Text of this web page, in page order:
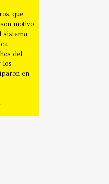
que
motivo
sistema
del
los
en